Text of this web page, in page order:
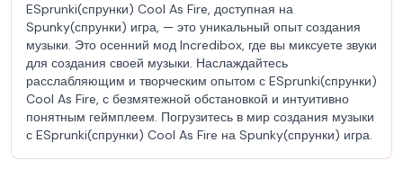
ESprunki(спрунки) Cool As Fire, доступная на
Spunky(спрунки) игра, — это уникальный опыт создания
музыки. Это осенний мод Incredibox, где вы миксуете звуки
для создания своей музыки. Наслаждайтесь
расслабляющим и творческим опытом с ESprunki(спрунки)
Cool As Fire, с безмятежной обстановкой и интуитивно
понятным геймплеем. Погрузитесь в мир создания музыки
с ESprunki(спрунки) Cool As Fire на Spunky(спрунки) игра.